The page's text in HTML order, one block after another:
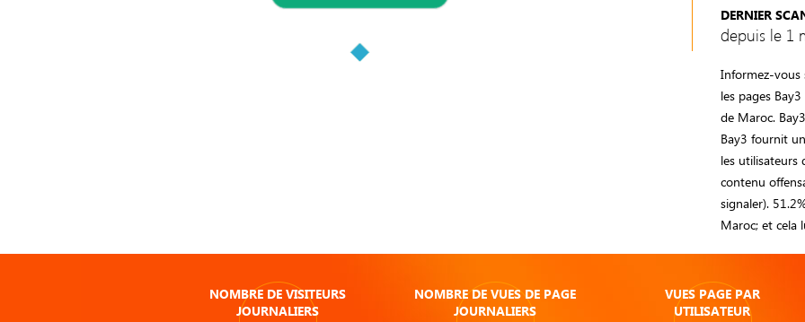
DERNIER
depuis le 1
Informez-vous
les pages Bay3
de Maroc.
Bay3 fournit
les utilisateurs
contenu
signaler).
Maroc; et cela
NOMBRE DE VISITEURS
JOURNALIERS
NOMBRE DE VUES DE PAGE
JOURNALIERS
VUES PAGE PAR
UTILISATEUR